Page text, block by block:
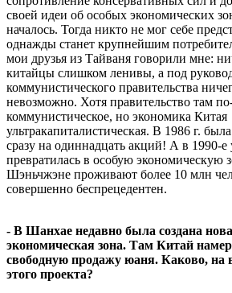
своей идеи об особых экономических
началось. Тогда никто не мог себе
однажды станет крупнейшим
мои друзья из Тайваня говорили мне:
китайцы слишком ленивы, а под
коммунистического правительства
невозможно. Хотя правительство там
коммунистическое, но экономика Китая
ультракапиталистическая. В 1986 г.
сразу на одиннадцать акций! А в 1990-е
превратилась в особую экономическую
Шэньчжэне проживают более 10 млн
совершенно беспрецедентен.
- В Шанхае недавно была создана
экономическая зона. Там Китай
свободную продажу юаня. Каково, на
этого проекта?